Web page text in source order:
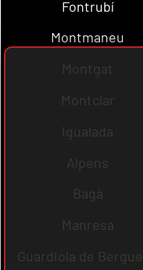
Fontrubí
Montmaneu
Montgat
Montclar
Igualada
Alpens
Bagà
Manresa
Guardiola de